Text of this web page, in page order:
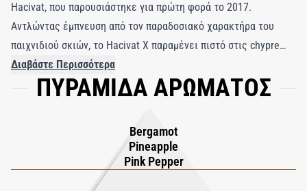
Hacivat, που παρουσιάστηκε για πρώτη φορά το 2017.
Αντλώντας έμπνευση από τον παραδοσιακό χαρακτήρα του
παιχνιδιού σκιών, το Hacivat X παραμένει πιστό στις chypre
ρίζες του, γιορτάζοντας την κομψότητα και την τέχνη της
αρωματοποιίας. Αυτό το άρωμα ενσαρκώνει έναν
τραγανού περγαμόντου, που αναδεικνύονται από μια πινελιά
πικάντικου ροζ πιπεριού. Καθώς το άρωμα ξεδιπλώνεται, η
καρδιά αποκαλύπτει ένα λαμπερό και αναζωογονητικό μείγμα
Διαβάστε Περισσότερα
ΠΥΡΑΜΙΔΑ ΑΡΩΜΑΤΟΣ
Bergamot
Pineapple
Pink Pepper